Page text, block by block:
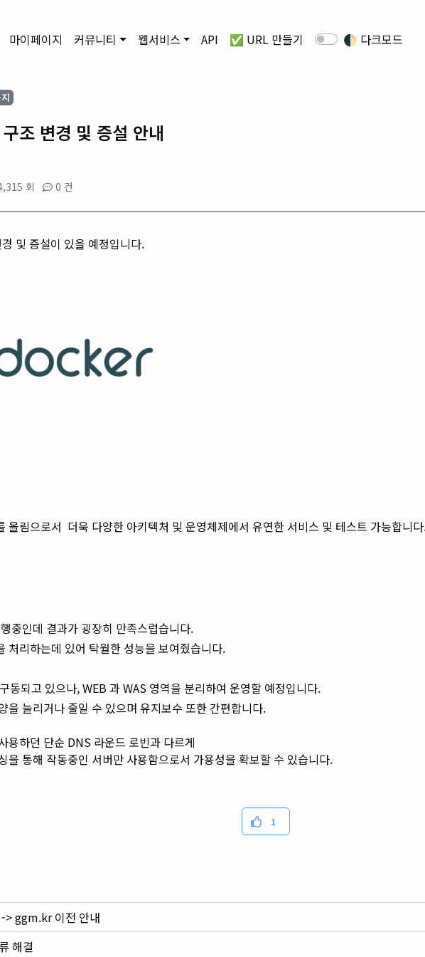
마이페이지 커뮤니티 웹서비스 API ✅ URL 만들기 🌓 다크모드
조 변경 및 증설 안내
회 0 건
및 증설이 있을 예정입니다.
올림으로서 더욱 다양한 아키텍처 및 운영체제에서 유연한 서비스 및 테스트 가능합니
중인데 결과가 굉장히 만족스럽습니다.
처리하는데 있어 탁월한 성능을 보여줬습니다.
동되고 있으나, WEB 과 WAS 영역을 분리하여 운영할 예정입니다.
을 늘리거나 줄일 수 있으며 유지보수 또한 간편합니다.
용하던 단순 DNS 라운드 로빈과 다르게
을 통해 작동중인 서버만 사용함으로서 가용성을 확보할 수 있습니다.
1
ggm.kr 이전 안내
해결